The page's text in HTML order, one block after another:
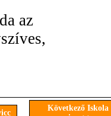
az
Következő Iskola